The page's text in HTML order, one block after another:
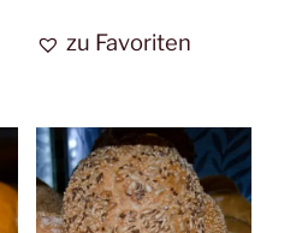
weist
Varianten
auf.
Die
zu Favoriten